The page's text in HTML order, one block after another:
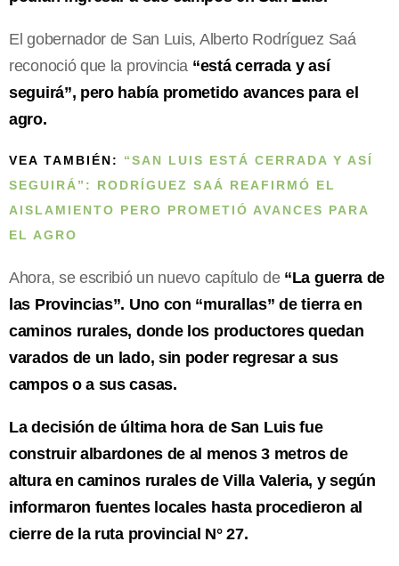
El gobernador de San Luis, Alberto Rodríguez Saá
reconoció que la provincia “está cerrada y así
seguirá”, pero había prometido avances para el
agro.
VEA TAMBIÉN: “SAN LUIS ESTÁ CERRADA Y ASÍ
SEGUIRÁ”: RODRÍGUEZ SAÁ REAFIRMÓ EL
AISLAMIENTO PERO PROMETIÓ AVANCES PARA
EL AGRO
Ahora, se escribió un nuevo capítulo de “La guerra de
las Provincias”. Uno con “murallas” de tierra en
caminos rurales, donde los productores quedan
varados de un lado, sin poder regresar a sus
campos o a sus casas.
La decisión de última hora de San Luis fue
construir albardones de al menos 3 metros de
altura en caminos rurales de Villa Valeria, y según
informaron fuentes locales hasta procedieron al
cierre de la ruta provincial N° 27.